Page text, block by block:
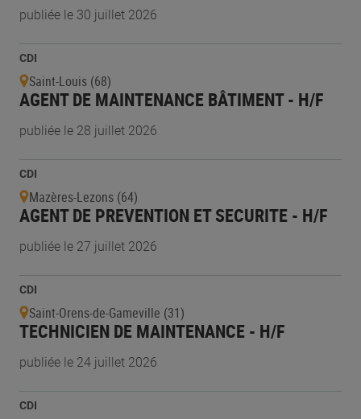
publiée le 30 juillet 2026
CDI
Saint-Louis (68)
AGENT DE MAINTENANCE BÂTIMENT - H/F
publiée le 28 juillet 2026
CDI
Mazères-Lezons (64)
AGENT DE PREVENTION ET SECURITE - H/F
publiée le 27 juillet 2026
CDI
Saint-Orens-de-Gameville (31)
TECHNICIEN DE MAINTENANCE - H/F
publiée le 24 juillet 2026
CDI